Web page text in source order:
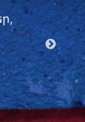
EPT